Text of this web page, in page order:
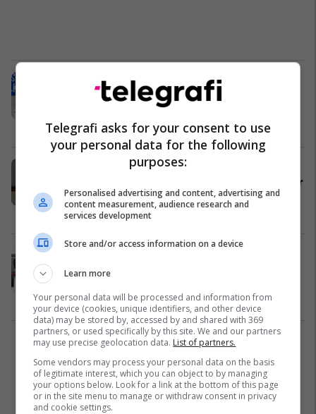
Murtezani: Financimi i tranzicionit
energjetik kërkon qasje strategjike
dhe vizion të përbashkët
Politikë 17/06/2025
Takimi Murtezani-Sampedro:
Maqedonia e Veriut e angazhuar për
anëtarësim në BE
Maqedonia e Veriut
sfidat dhe mundësitë në përdorimin
Politikë 29/05/2025
1
Telegrafi asks for your consent to use
your personal data for the following
purposes:
Personalised advertising and content, advertising and
content measurement, audience research and
services development
Store and/or access information on a device
Learn more
Your personal data will be processed and information from
your device (cookies, unique identifiers, and other device
data) may be stored by, accessed by and shared with 369
partners, or used specifically by this site. We and our partners
may use precise geolocation data. List of partners.
Some vendors may process your personal data on the basis
of legitimate interest, which you can object to by managing
your options below. Look for a link at the bottom of this page
or in the site menu to manage or withdraw consent in privacy
and cookie settings.